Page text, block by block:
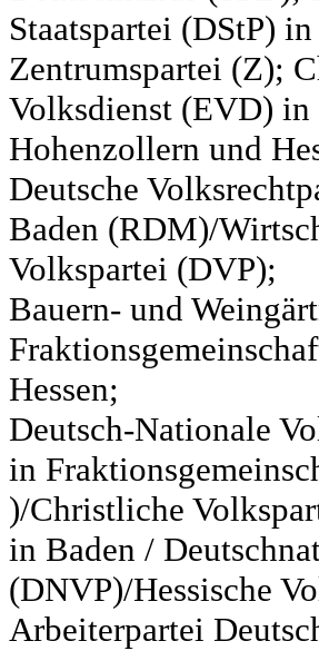
Staatspartei (DStP)
Zentrumspartei (Z);
Volksdienst (EVD)
Hohenzollern und
Deutsche
Baden (RDM)/
Volkspartei (DVP);
Bauern- und
Hessen;
Deutsch-Nationale
in
)/Christliche
in Baden /
(DNVP)/Hessische
Arbeiterpartei